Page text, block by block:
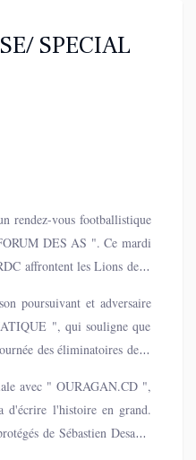
SPECIAL
rendez-vous footballistique
DES AS ". Ce mardi
affrontent les Lions de la
B des éliminatoires de la
poursuivant et adversaire
", qui souligne que
des éliminatoires de la
le match le plus attendu de
avec " OURAGAN.CD ",
d'écrire l'histoire en grand.
de Sébastien Desabre